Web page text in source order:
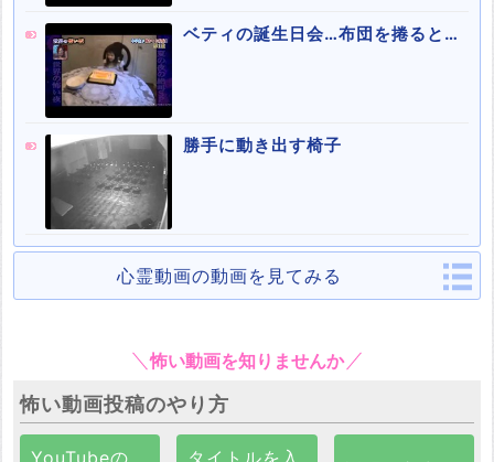
ベティの誕生日会…布団を捲ると…
勝手に動き出す椅子
心霊動画の動画を見てみる
怖い動画を知りませんか
怖い動画投稿のやり方
YouTubeの
タイトルを入